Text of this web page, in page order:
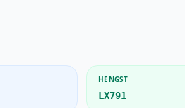
HENGST
LX791